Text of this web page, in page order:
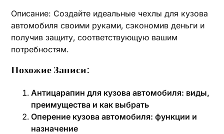
Описание: Создайте идеальные чехлы для кузова
автомобиля своими руками‚ сэкономив деньги и
получив защиту‚ соответствующую вашим
потребностям.
Похожие Записи:
Антицарапин для кузова автомобиля: виды,
преимущества и как выбрать
Оперение кузова автомобиля: функции и
назначение